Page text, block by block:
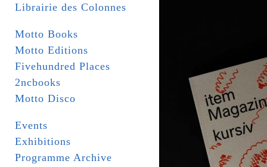
Librairie des Colonnes
Motto Books
Motto Editions
Fivehundred Places
2ncbooks
Motto Disco
Events
Exhibitions
Programme Archive